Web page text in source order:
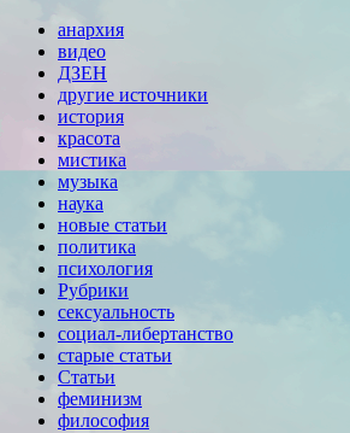
анархия
видео
ДЗЕН
другие источники
история
красота
мистика
музыка
наука
новые статьи
политика
психология
Рубрики
сексуальность
социал-либертанство
старые статьи
Статьи
феминизм
философия